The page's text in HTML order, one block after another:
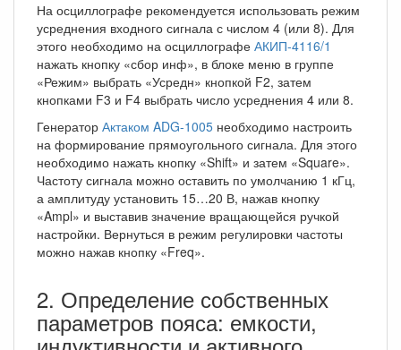
На осциллографе рекомендуется использовать режим
усреднения входного сигнала с числом 4 (или 8). Для
этого необходимо на осциллографе АКИП-4116/1
нажать кнопку «сбор инф», в блоке меню в группе
«Режим» выбрать «Усредн» кнопкой F2, затем
кнопками F3 и F4 выбрать число усреднения 4 или 8.
Генератор Актаком ADG-1005 необходимо настроить
на формирование прямоугольного сигнала. Для этого
необходимо нажать кнопку «Shift» и затем «Square».
Частоту сигнала можно оставить по умолчанию 1 кГц,
а амплитуду установить 15…20 В, нажав кнопку
«Ampl» и выставив значение вращающейся ручкой
настройки. Вернуться в режим регулировки частоты
можно нажав кнопку «Freq».
2. Определение собственных
параметров пояса: емкости,